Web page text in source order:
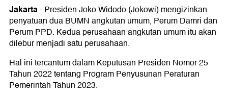
Jakarta-Presiden Joko Widodo (Jokowi) mengizinkan
penyatuan dua BUMN angkutan umum, Perum Damri dan
Perum PPD. Kedua perusahaan angkutan umum itu akan
dilebur menjadi satu perusahaan.
Hal ini tercantum dalam Keputusan Presiden Nomor 25
Tahun 2022 tentang Program Penyusunan Peraturan
Pemerintah Tahun 2023.